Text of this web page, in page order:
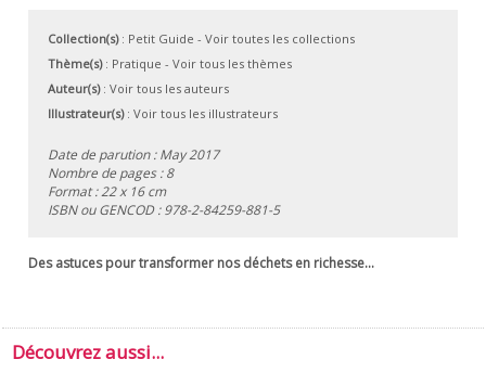
Collection(s): Petit Guide - Voir toutes les collections
Thème(s): Pratique - Voir tous les thèmes
Auteur(s): Voir tous les auteurs
Illustrateur(s): Voir tous les illustrateurs
Date de parution : May 2017
Nombre de pages : 8
Format : 22 x 16 cm
ISBN ou GENCOD :978-2-84259-881-5
Des astuces pour transformer nos déchets en richesse...
Découvrez aussi...